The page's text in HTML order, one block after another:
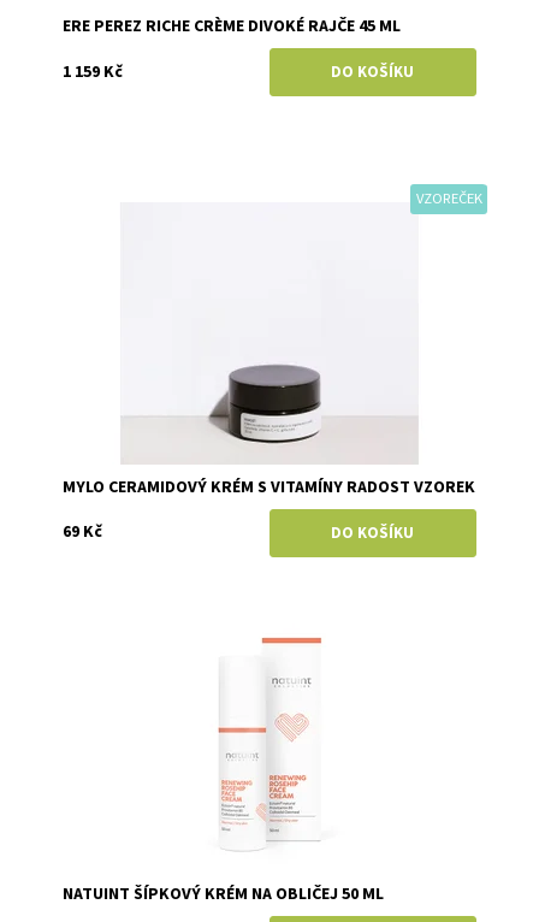
ERE PEREZ RICHE CRÈME DIVOKÉ RAJČE 45 ML
1 159 Kč
VZOREČEK
MYLO CERAMIDOVÝ KRÉM S VITAMÍNY RADOST VZOREK
69 Kč
Natuint (dříve Dulcia)
NATUINT ŠÍPKOVÝ KRÉM NA OBLIČEJ 50 ML